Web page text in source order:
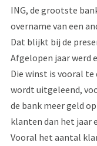
ING, de grootste
overname van een
Dat blijkt bij de
Afgelopen jaar werd
Die winst is vooral te
wordt uitgeleend,
de bank meer geld
klanten dan het jaar
Vooral het aantal